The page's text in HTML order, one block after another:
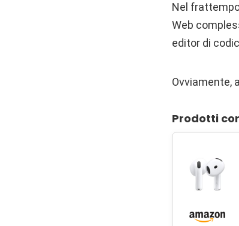
Nel
Web
editor di
Ovviamente,
Prodotti